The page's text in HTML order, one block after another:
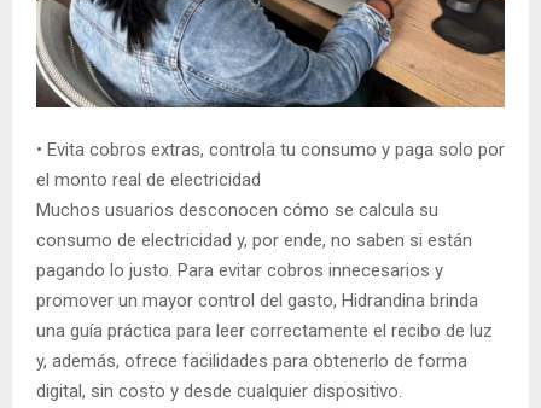
• Evita cobros extras, controla tu consumo y paga solo por
el monto real de electricidad
Muchos usuarios desconocen cómo se calcula su
consumo de electricidad y, por ende, no saben si están
pagando lo justo. Para evitar cobros innecesarios y
promover un mayor control del gasto, Hidrandina brinda
una guía práctica para leer correctamente el recibo de luz
y, además, ofrece facilidades para obtenerlo de forma
digital, sin costo y desde cualquier dispositivo.